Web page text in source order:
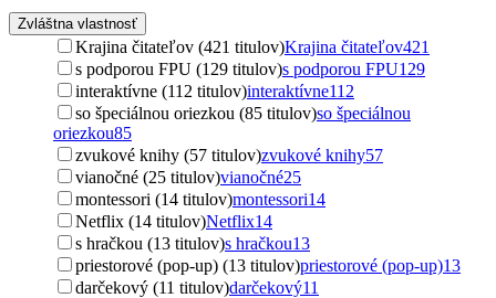
Zvláštna vlastnosť
Krajina čitateľov (421 titulov)Krajina čitateľov421
s podporou FPU (129 titulov)s podporou FPU129
interaktívne (112 titulov)interaktívne112
so špeciálnou oriezkou (85 titulov)so špeciálnou
oriezkou85
zvukové knihy (57 titulov)zvukové knihy57
vianočné (25 titulov)vianočné25
montessori (14 titulov)montessori14
Netflix (14 titulov)Netflix14
s hračkou (13 titulov)s hračkou13
priestorové (pop-up) (13 titulov)priestorové (pop-up)13
darčekový (11 titulov)darčekový11